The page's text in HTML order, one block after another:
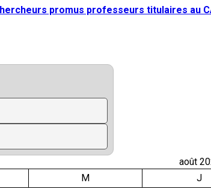
promus professeurs titulaires au
août
M J